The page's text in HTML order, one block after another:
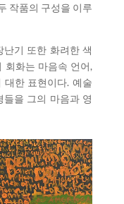
작품의 구성을 이루
기 또한 화려한 색
회화는 마음속 언어,
대한 표현이다. 예술
을 그의 마음과 영